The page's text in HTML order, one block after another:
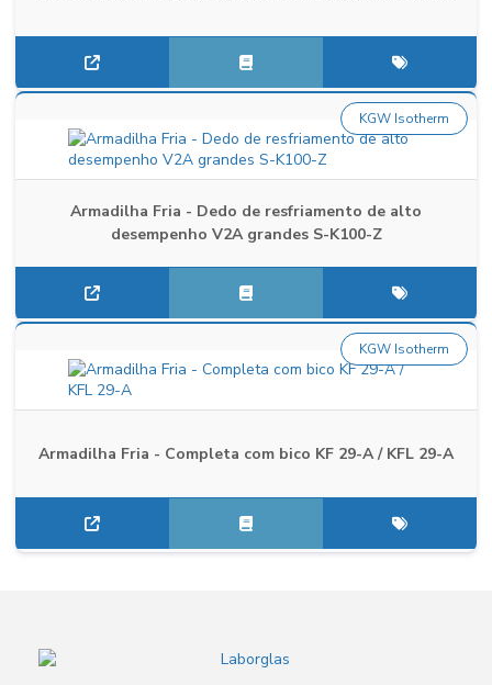
Armadilha Fria - Dedo de resfriamento de alto
desempenho V2A grandes S-K100-Z
KGW Isotherm
Armadilha Fria - Completa com bico KF 29-A / KFL 29-A
KGW Isotherm